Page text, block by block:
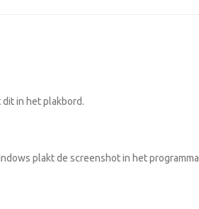
in het plakbord.
plakt de screenshot in het programma